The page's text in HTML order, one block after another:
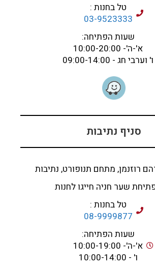
טל בחנות :
03-9523333
שעות הפתיחה:
א'-ה'- 10:00-20:00
ו' וערבי חג - 09:00-14:00
סניף נתיבות
רוזנמן, מתחם תנופורט, נתיבות
שער חניה חייגו לחנות
טל בחנות :
08-9999877
שעות הפתיחה:
א'-ה'- 10:00-19:00
ו' - 10:00-14:00